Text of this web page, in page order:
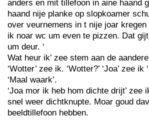
anders en mit tillefoon in aine haand
haand nije planke op slopkoamer
over veurnemens in t nije joar
ik noar wc um even te pizzen. Dat
um deur. ‘
Wat heur ik’ zee stem aan de
‘Wotter’ zee ik. ‘Wotter?’ ‘Joa’ zee ik
‘Maal waark’.
‘Joa mor ik heb hom dichte drijt’ zee
snel weer dichtknupte. Moar goud
beeldtillefoon hebben.